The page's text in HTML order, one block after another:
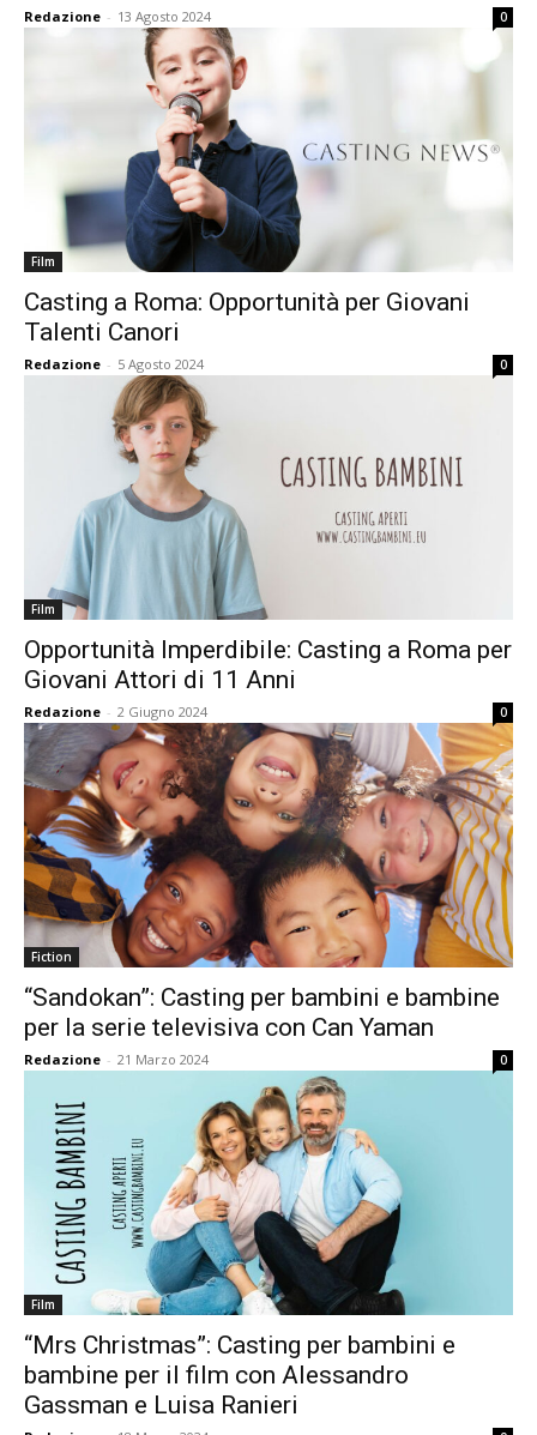
Redazione - 13 Agosto 2024 0
Film
Casting a Roma: Opportunità per Giovani
Talenti Canori
Redazione - 5 Agosto 2024 0
Film
Opportunità Imperdibile: Casting a Roma per
Giovani Attori di 11 Anni
Redazione - 2 Giugno 2024 0
Fiction
“Sandokan”: Casting per bambini e bambine
per la serie televisiva con Can Yaman
Redazione - 21 Marzo 2024 0
Film
“Mrs Christmas”: Casting per bambini e
bambine per il film con Alessandro
Gassman e Luisa Ranieri